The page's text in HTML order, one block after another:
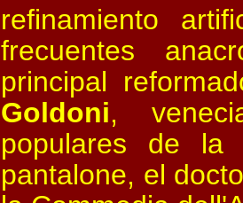
refinamiento
frecuentes
principal
Goldoni,
populares de la
pantalone, el